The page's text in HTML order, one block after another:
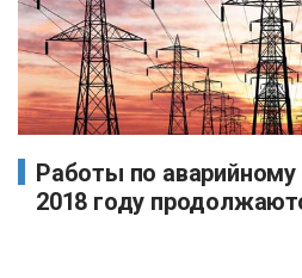
Работы по
2018 году